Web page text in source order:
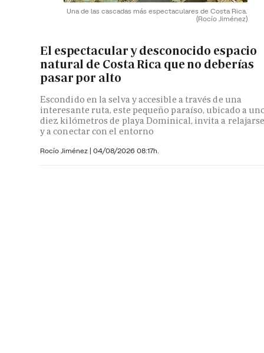
Una de las cascadas más espectaculares de Costa Rica.
(Rocío Jiménez)
El espectacular y desconocido espacio
natural de Costa Rica que no deberías
pasar por alto
Escondido en la selva y accesible a través de una
interesante ruta, este pequeño paraíso, ubicado a
diez kilómetros de playa Dominical, invita a
y a conectar con el entorno
Rocío Jiménez | 04/08/2026 08:17h.